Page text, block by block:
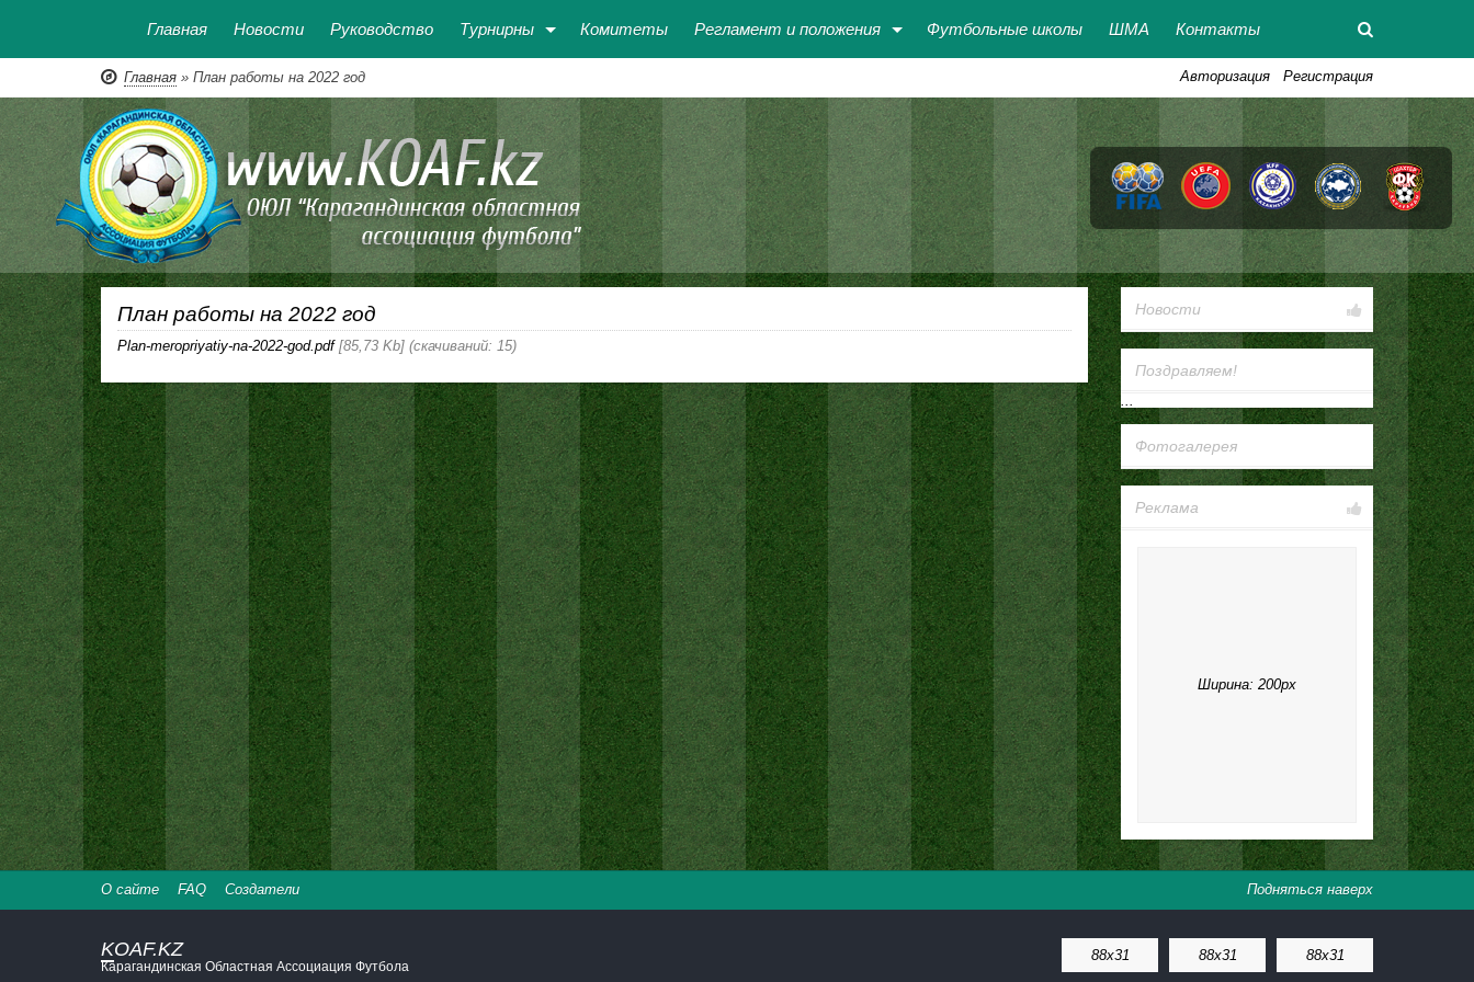
Главная Новости Руководство Турнирны Комитеты Регламент и положения Футбольные школы ШМА Контакты
Главная » План работы на 2022 год Авторизация Регистрация
План работы на 2022 год
Plan-meropriyatiy-na-2022-god.pdf[85,73 Kb] (cкачиваний: 15)
Новости
Поздравляем!
...
Фотогалерея
Реклама
Ширина: 200px
О сайте FAQ Создатели Подняться наверх
KOAF.KZ
Карагандинская Областная Ассоциация Футбола
88x31 88x31 88x31